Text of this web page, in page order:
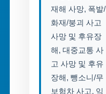
재해 사망, 폭발/
화재/붕괴 사고
사망 및 후유장
해, 대중교통 사
고 사망 및 후유
장해, 뺑소니/무
보험차 사고, 익